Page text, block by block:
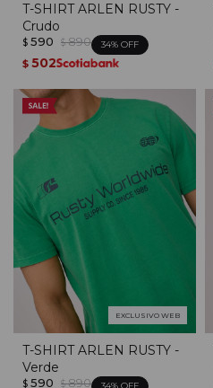
T-SHIRT ARLEN RUSTY -
Crudo
$ 590 $ 890 34
$ 502
EXCLUSIVO WEB
T-SHIRT ARLEN RUSTY -
Verde
$ 590 $ 890